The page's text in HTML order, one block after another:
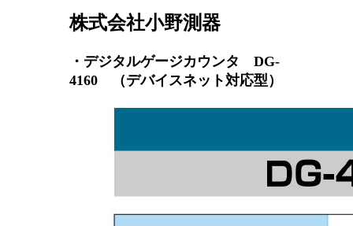
株式会社小野測器
・デジタルゲージカウンタ DG-
4160 （デバイスネット対応型）